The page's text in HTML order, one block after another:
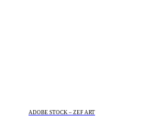
ADOBE STOCK – ZEF ART